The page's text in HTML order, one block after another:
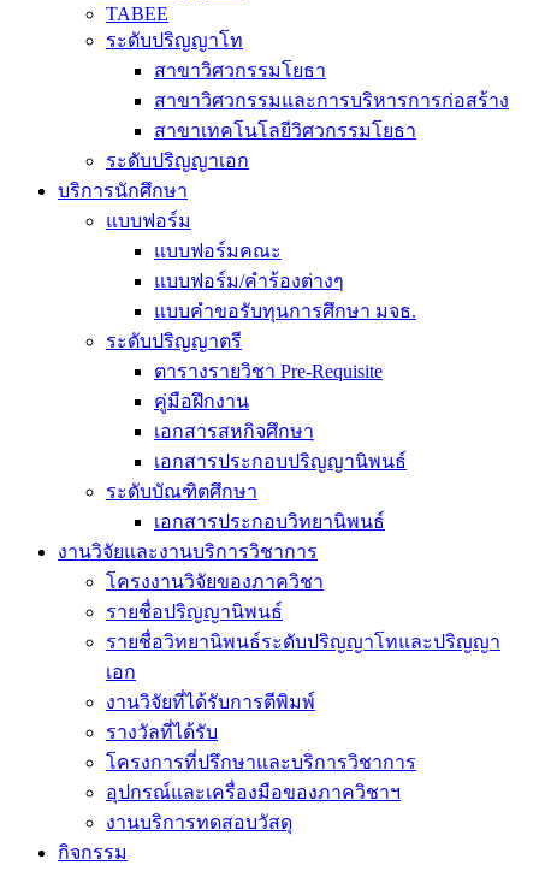
TABEE
ระดับปริญญาโท
สาขาวิศวกรรมโยธา
สาขาวิศวกรรมและการบริหารการก่อสร้าง
สาขาเทคโนโลยีวิศวกรรมโยธา
ระดับปริญญาเอก
บริการนักศึกษา
แบบฟอร์ม
แบบฟอร์มคณะ
แบบฟอร์ม/คำร้องต่างๆ
แบบคำขอรับทุนการศึกษา มจธ.
ระดับปริญญาตรี
ตารางรายวิชา Pre-Requisite
คู่มือฝึกงาน
เอกสารสหกิจศึกษา
เอกสารประกอบปริญญานิพนธ์
ระดับบัณฑิตศึกษา
เอกสารประกอบวิทยานิพนธ์
งานวิจัยและงานบริการวิชาการ
โครงงานวิจัยของภาควิชา
รายชื่อปริญญานิพนธ์
รายชื่อวิทยานิพนธ์ระดับปริญญาโทและปริญญา
เอก
งานวิจัยที่ได้รับการตีพิมพ์
รางวัลที่ได้รับ
โครงการที่ปรึกษาและบริการวิชาการ
อุปกรณ์และเครื่องมือของภาควิชาฯ
งานบริการทดสอบวัสดุ
กิจกรรม